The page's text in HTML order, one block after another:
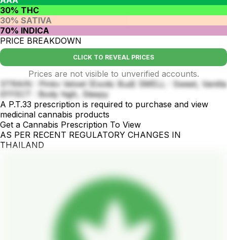
30% THC
30% SATIVA
70% INDICA
PRICE BREAKDOWN
CLICK TO REVEAL PRICES
Prices are not visible to unverified accounts.
STRAIN : Pinkv Velvet (Exotic Bud) SMELL : Sweet, Vanilla
EFFECT : Body high, Sleepy
A P.T.33 prescription is required to purchase and view
medicinal cannabis products
Get a Cannabis Prescription To View
AS PER RECENT REGULATORY CHANGES IN
THAILAND